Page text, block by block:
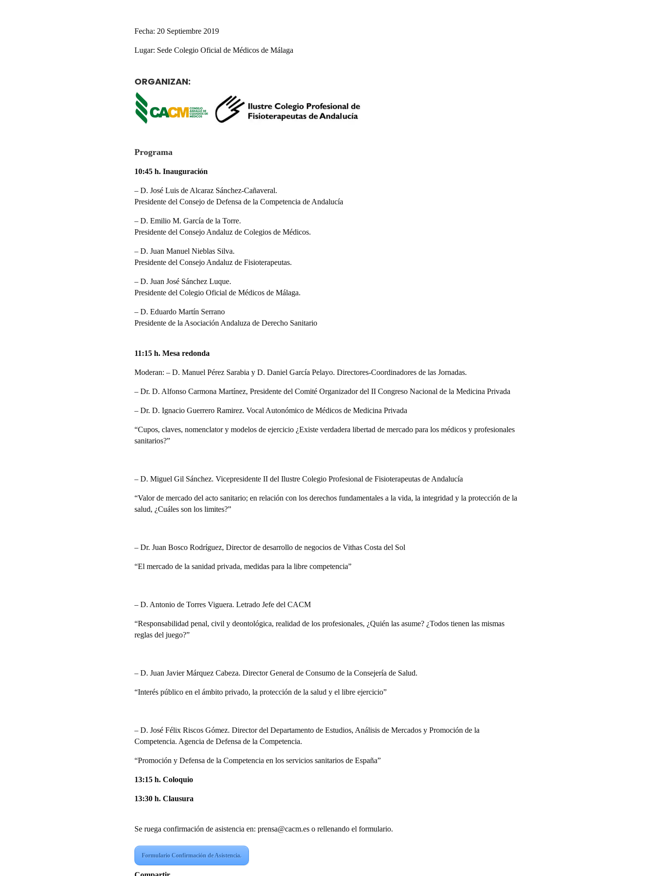
Fecha: 20 Septiembre 2019
Lugar: Sede Colegio Oficial de Médicos de Málaga
ORGANIZAN:
Programa
10:45 h. Inauguración
– D. José Luis de Alcaraz Sánchez-Cañaveral.
Presidente del Consejo de Defensa de la Competencia de Andalucía
– D. Emilio M. García de la Torre.
Presidente del Consejo Andaluz de Colegios de Médicos.
– D. Juan Manuel Nieblas Silva.
Presidente del Consejo Andaluz de Fisioterapeutas.
– D. Juan José Sánchez Luque.
Presidente del Colegio Oficial de Médicos de Málaga.
– D. Eduardo Martín Serrano
Presidente de la Asociación Andaluza de Derecho Sanitario
11:15 h. Mesa redonda
Moderan: – D. Manuel Pérez Sarabia y D. Daniel García Pelayo. Directores-Coordinadores de las Jornadas.
– Dr. D. Alfonso Carmona Martínez, Presidente del Comité Organizador del II Congreso Nacional de la Medicina Privada
– Dr. D. Ignacio Guerrero Ramirez. Vocal Autonómico de Médicos de Medicina Privada
“Cupos, claves, nomenclator y modelos de ejercicio ¿Existe verdadera libertad de mercado para los médicos y profesionales
sanitarios?”
– D. Miguel Gil Sánchez. Vicepresidente II del Ilustre Colegio Profesional de Fisioterapeutas de Andalucía
“Valor de mercado del acto sanitario; en relación con los derechos fundamentales a la vida, la integridad y la protección de la
salud, ¿Cuáles son los limites?”
– Dr. Juan Bosco Rodríguez, Director de desarrollo de negocios de Vithas Costa del Sol
“El mercado de la sanidad privada, medidas para la libre competencia”
– D. Antonio de Torres Viguera. Letrado Jefe del CACM
“Responsabilidad penal, civil y deontológica, realidad de los profesionales, ¿Quién las asume? ¿Todos tienen las mismas
reglas del juego?”
– D. Juan Javier Márquez Cabeza. Director General de Consumo de la Consejería de Salud.
“Interés público en el ámbito privado, la protección de la salud y el libre ejercicio”
– D. José Félix Riscos Gómez. Director del Departamento de Estudios, Análisis de Mercados y Promoción de la
Competencia. Agencia de Defensa de la Competencia.
“Promoción y Defensa de la Competencia en los servicios sanitarios de España”
13:15 h. Coloquio
13:30 h. Clausura
Se ruega confirmación de asistencia en: prensa@cacm.es o rellenando el formulario.
Formulario Confirmación de Asistencia.